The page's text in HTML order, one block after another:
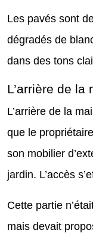
Les pavés sont
dégradés de
dans des tons
L’arrière de la
L’arrière de la
que le
son mobilier
jardin. L’accès
Cette partie
mais devait